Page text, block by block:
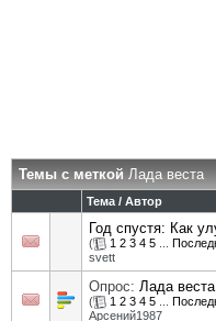
Темы с меткойЛада веста
Тема / Автор
Год спустя: Как
( 1 2 3 4 5
svett
Опрос: Лада
( 1 2 3 4 5
Арсений1987